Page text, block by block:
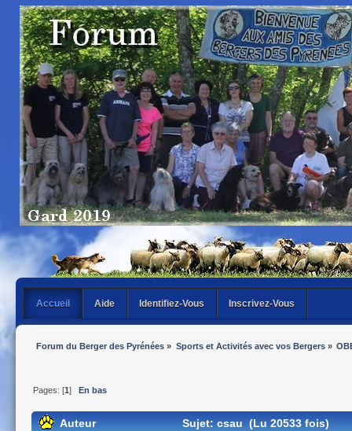
Accueil Aide Identifiez-Vous Inscrivez-Vous
Forum du Berger des Pyrénées » Sports et Activités avec vos Bergers»
Pages: [1] En bas
Auteur Sujet: csau (Lu 20533 fois)